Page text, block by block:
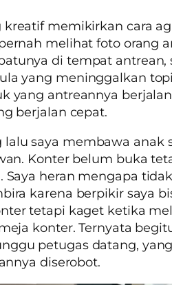
kreatif memikirkan cara
melihat foto orang
di tempat antrean,
yang meninggalkan
yang antreannya
berjalan cepat.
saya membawa anak
Konter belum buka
Saya heran mengapa
karena berpikir saya
tetapi kaget ketika
konter. Ternyata
petugas datang,
diserobot.